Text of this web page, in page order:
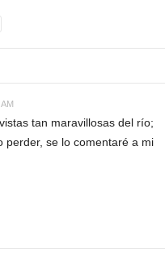
tan maravillosas del río;
perder, se lo comentaré a mi